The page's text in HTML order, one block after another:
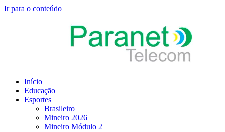
Ir para o conteúdo
Início
Educação
Esportes
Brasileiro
Mineiro 2026
Mineiro Módulo 2